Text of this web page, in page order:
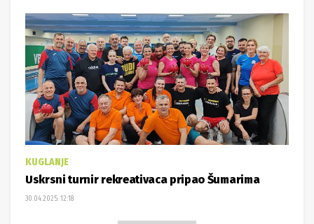
KUGLANJE
Uskrsni turnir rekreativaca pripao Šumarima
30.04.2025. 12:18